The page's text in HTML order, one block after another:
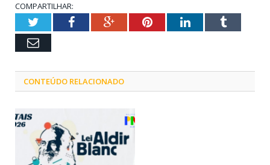
COMPARTILHAR:
TwitterFacebookGoogle+PinterestLinkedInTumblr
Email
CONTEÚDO RELACIONADO